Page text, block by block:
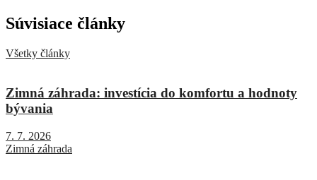
Súvisiace články
Všetky články
Zimná záhrada: investícia do komfortu a hodnoty
bývania
7. 7. 2026
Zimná záhrada